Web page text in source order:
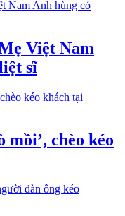
Việt Nam
sĩ
mồi’, chèo kéo